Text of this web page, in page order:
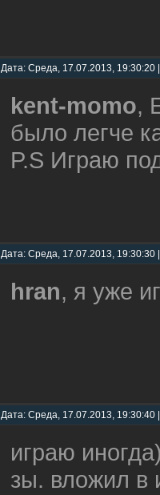
Дата: Среда, 17.07.2013,
kent-momo,
было легче
P.S Играю
Дата: Среда, 17.07.2013,
hran, я уже
Дата: Среда, 17.07.2013,
играю
зы. вложил в